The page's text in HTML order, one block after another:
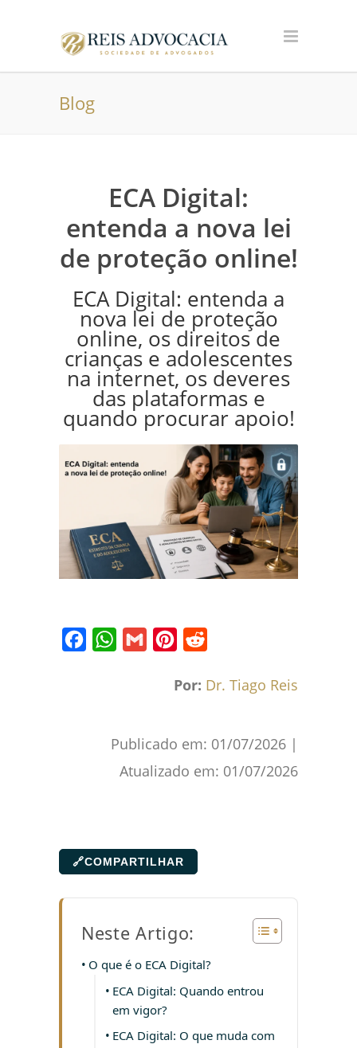
Blog
ECA Digital:
entenda a nova lei
de proteção online!
ECA Digital: entenda a
nova lei de proteção
online, os direitos de
crianças e adolescentes
na internet, os deveres
das plataformas e
quando procurar apoio!
FacebookWhatsApp
Gmail Pinterest
Por: Dr. Tiago Reis
Publicado em: 01/07/2026 |
Atualizado em: 01/07/2026
🔗COMPARTILHAR
Neste Artigo:
O que é o ECA Digital?
ECA Digital: Quando entrou
em vigor?
ECA Digital: O que muda com